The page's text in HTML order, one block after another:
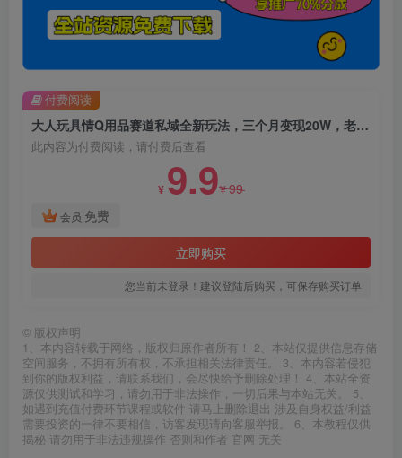
大人玩具情Q用品赛道私域全新玩法，三个月变现20W，老项目新思路
此内容为付费阅读，请付费后查看
¥ 9.9¥99
会员 免费
立即购买
您当前未登录！建议登陆后购买，可保存购买订单
付费阅读
© 版权声明
1、本内容转载于网络，版权归原作者所有！ 2、本站仅提供信息存储
空间服务，不拥有所有权，不承担相关法律责任。 3、本内容若侵犯
到你的版权利益，请联系我们，会尽快给予删除处理！ 4、本站全资
源仅供测试和学习，请勿用于非法操作，一切后果与本站无关。 5、
如遇到充值付费环节课程或软件 请马上删除退出 涉及自身权益/利益
需要投资的一律不要相信，访客发现请向客服举报。 6、本教程仅供
揭秘 请勿用于非法违规操作 否则和作者 官网 无关